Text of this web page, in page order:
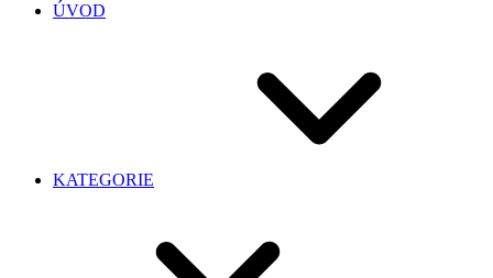
ÚVOD
KATEGORIE